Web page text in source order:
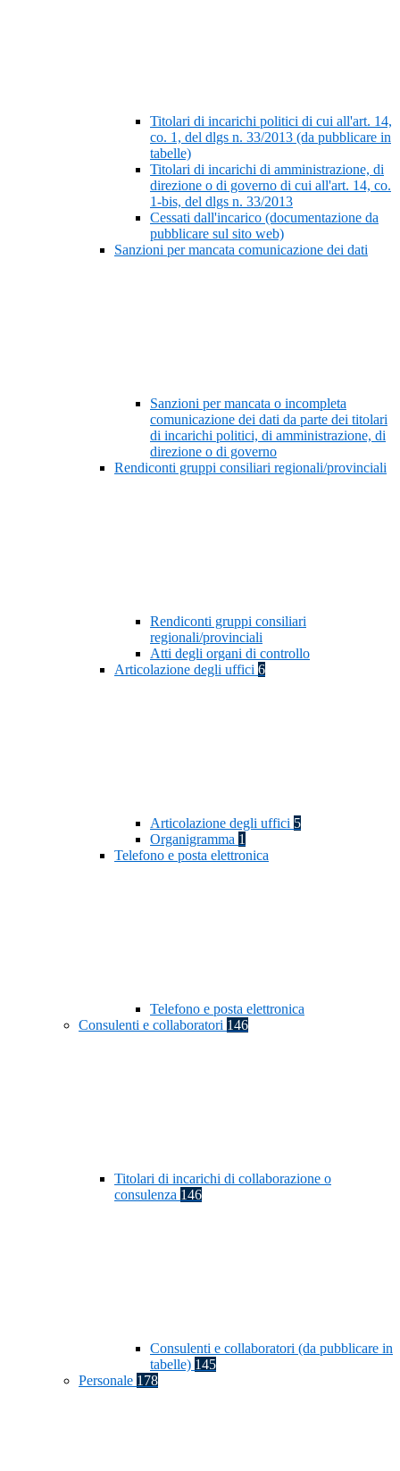
Titolari di incarichi politici di cui all'art. 14,
co. 1, del dlgs n. 33/2013 (da pubblicare in
tabelle)
Titolari di incarichi di amministrazione, di
direzione o di governo di cui all'art. 14, co.
1-bis, del dlgs n. 33/2013
Cessati dall'incarico (documentazione da
pubblicare sul sito web)
Sanzioni per mancata comunicazione dei dati
Sanzioni per mancata o incompleta
comunicazione dei dati da parte dei titolari
di incarichi politici, di amministrazione, di
direzione o di governo
Rendiconti gruppi consiliari regionali/provinciali
Rendiconti gruppi consiliari
regionali/provinciali
Atti degli organi di controllo
Articolazione degli uffici 6
Articolazione degli uffici 5
Organigramma 1
Telefono e posta elettronica
Telefono e posta elettronica
Consulenti e collaboratori 146
Titolari di incarichi di collaborazione o
consulenza 146
Consulenti e collaboratori (da pubblicare in
tabelle) 145
Personale 178